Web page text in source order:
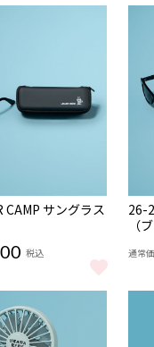
見る
CAMP サングラス
税込
CAMP サングラス（ブラ
NEW
26-
（
通常